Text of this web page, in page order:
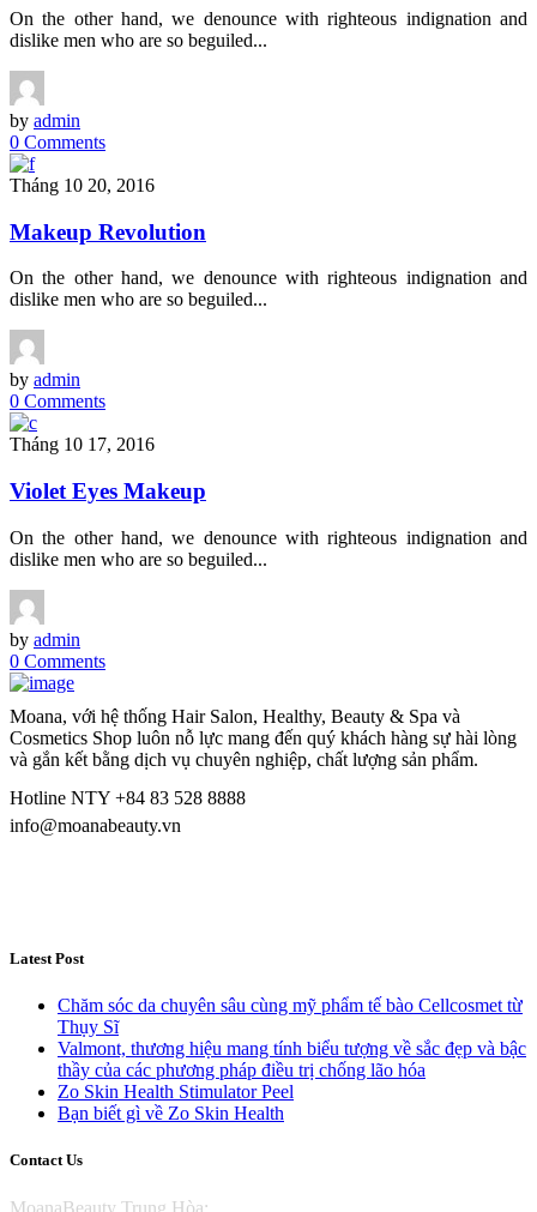
On the other hand, we denounce with righteous indignation and
dislike men who are so beguiled...
by admin
0 Comments
Tháng 10 20, 2016
Makeup Revolution
On the other hand, we denounce with righteous indignation and
dislike men who are so beguiled...
by admin
0 Comments
Tháng 10 17, 2016
Violet Eyes Makeup
On the other hand, we denounce with righteous indignation and
dislike men who are so beguiled...
by admin
0 Comments
Moana, với hệ thống Hair Salon, Healthy, Beauty & Spa và
Cosmetics Shop luôn nỗ lực mang đến quý khách hàng sự hài lòng
và gắn kết bằng dịch vụ chuyên nghiệp, chất lượng sản phẩm.
Hotline NTY +84 83 528 8888
info@moanabeauty.vn
Latest Post
Chăm sóc da chuyên sâu cùng mỹ phẩm tế bào Cellcosmet từ
Thụy Sĩ
Valmont, thương hiệu mang tính biểu tượng về sắc đẹp và bậc
thầy của các phương pháp điều trị chống lão hóa
Zo Skin Health Stimulator Peel
Bạn biết gì về Zo Skin Health
Contact Us
MoanaBeauty Trung Hòa: